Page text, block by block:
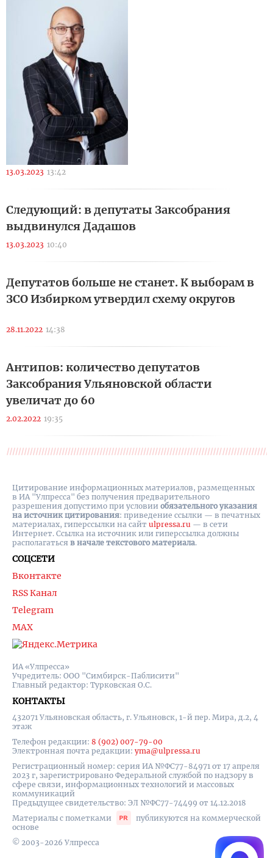
13.03.2023 13:42
Следующий: в депутаты Заксобрания
выдвинулся Дадашов
13.03.2023 10:40
Депутатов больше не станет. К выборам в
ЗСО Избирком утвердил схему округов
28.11.2022 14:38
Антипов: количество депутатов
Заксобрания Ульяновской области
увеличат до 60
2.02.2022 19:35
ИА «Улпресса»
Учредитель: ООО "Симбирск-Паблисити"
Главный редактор: Турковская О.С.
КОНТАКТЫ
432071 Ульяновская область, г. Ульяновск, 1-й пер. Мира, д.2, 4
этаж
Телефон редакции: 8 (902) 007-79-00
Электронная почта редакции: yma@ulpressa.ru
Регистрационный номер: серия ИА №ФС77-84971 от 17 апреля
2023 г, зарегистрировано Федеральной службой по надзору в
сфере связи, информационных технологий и массовых
коммуникаций
Предыдущее свидетельство: ЭЛ №ФС77-74499 от 14.12.2018
Материалы с пометками
публикуются на коммерческой
основе
© 2003-2026 Улпресса
СОЦСЕТИ
Вконтакте
RSS Канал
Telegram
MAX
Цитирование информационных материалов, размещенных
в ИА "Улпресса" без получения предварительного
разрешения допустимо при условии обязательного указания
на источник цитирования: приведение ссылки — в печатных
материалах, гиперссылки на cайт ulpressa.ru — в сети
Интернет. Ссылка на источник или гиперссылка должны
располагаться в начале текстового материала.